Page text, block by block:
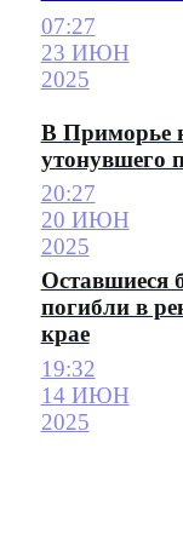
07:27
23 ИЮН
2025
В Приморье
утонувшего
20:27
20 ИЮН
2025
Оставшиеся
погибли в
крае
19:32
14 ИЮН
2025